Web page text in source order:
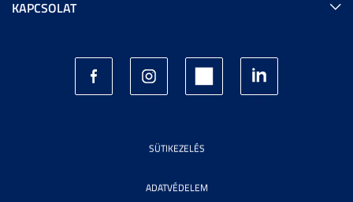
KAPCSOLAT
SÜTIKEZELÉS
ADATVÉDELEM